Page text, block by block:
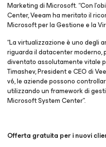
Marketing di Microsoft. “Con
Center, Veeam ha meritato il
Microsoft per la Gestione e la
“La virtualizzazione è uno degli
riguarda il datacenter
diventato assolutamente vitale
Timashev, President e CEO di
v6, le aziende possono
utilizzando un framework di
Microsoft System Center”.
Offerta gratuita per i nuovi